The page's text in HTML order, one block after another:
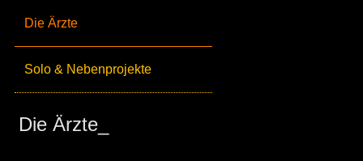
Die Ärzte
Solo & Nebenprojekte
Die Ärzte_